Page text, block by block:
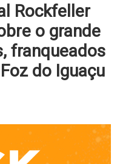
Rockfeller
o grande
franqueados
do Iguaçu